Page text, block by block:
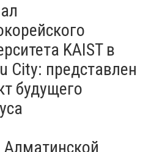
KAIST в
City: представлен
будущего